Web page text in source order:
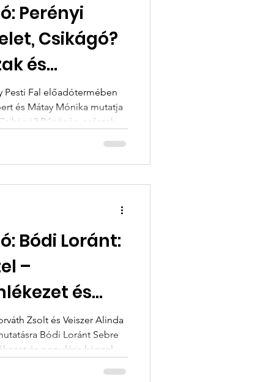
Perényi
és
Pesti Fal előadótermében
és Mátay Mónika mutatja
Bűnözés, erőszak és
megjelent könyvét .
Bódi Loránt:
–
és
a
Zsolt és Veiszer Alinda
Bódi Loránt Sebre
és populáris képzelet